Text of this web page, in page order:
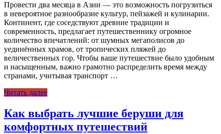
Провести два месяца в Азии — это возможность погрузиться
в невероятное разнообразие культур, пейзажей и кулинарии.
Континент, где соседствуют древние традиции и
современность, предлагает путешественнику огромное
количество впечатлений: от шумных мегаполисов до
уединённых храмов, от тропических пляжей до
величественных гор. Чтобы ваше путешествие было удобным
и насыщенным, важно грамотно распределить время между
странами, учитывая транспорт …
Читать далее
Как выбрать лучшие беруши для
комфортных путешествий